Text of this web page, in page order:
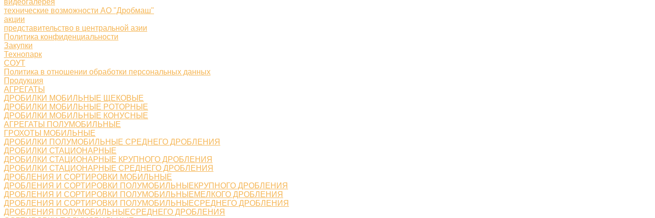
видеогалерея
технические возможности АО "Дробмаш"
акции
представительство в центральной азии
Политика конфиденциальности
Закупки
Технопарк
СОУТ
Политика в отношении обработки персональных данных
Продукция
АГРЕГАТЫ
ДРОБИЛКИ МОБИЛЬНЫЕ ЩЕКОВЫЕ
ДРОБИЛКИ МОБИЛЬНЫЕ РОТОРНЫЕ
ДРОБИЛКИ МОБИЛЬНЫЕ КОНУСНЫЕ
АГРЕГАТЫ ПОЛУМОБИЛЬНЫЕ
ГРОХОТЫ МОБИЛЬНЫЕ
ДРОБИЛКИ ПОЛУМОБИЛЬНЫЕ СРЕДНЕГО ДРОБЛЕНИЯ
ДРОБИЛКИ СТАЦИОНАРНЫЕ
ДРОБИЛКИ СТАЦИОНАРНЫЕ КРУПНОГО ДРОБЛЕНИЯ
ДРОБИЛКИ СТАЦИОНАРНЫЕ СРЕДНЕГО ДРОБЛЕНИЯ
ДРОБЛЕНИЯ И СОРТИРОВКИ МОБИЛЬНЫЕ
ДРОБЛЕНИЯ И СОРТИРОВКИ ПОЛУМОБИЛЬНЫЕКРУПНОГО ДРОБЛЕНИЯ
ДРОБЛЕНИЯ И СОРТИРОВКИ ПОЛУМОБИЛЬНЫЕМЕЛКОГО ДРОБЛЕНИЯ
ДРОБЛЕНИЯ И СОРТИРОВКИ ПОЛУМОБИЛЬНЫЕСРЕДНЕГО ДРОБЛЕНИЯ
ДРОБЛЕНИЯ ПОЛУМОБИЛЬНЫЕСРЕДНЕГО ДРОБЛЕНИЯ